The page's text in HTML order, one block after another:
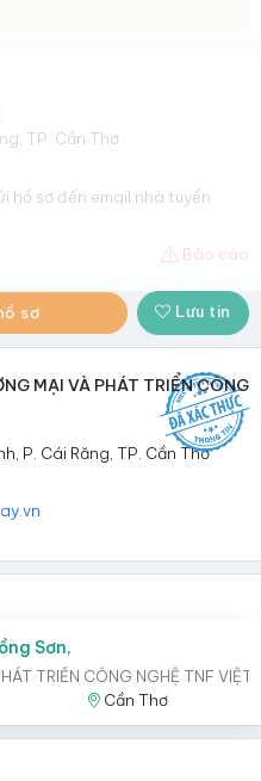
TP. Cần Thơ
hồ sơ đến email nhà tuyển
Báo cáo
sơ Lưu tin
MẠI VÀ PHÁT TRIỂN CÔNG
P. Cái Răng, TP. Cần Thơ
Sơn,
TRIỂN CÔNG NGHỆ TNF VIỆT
Cần Thơ